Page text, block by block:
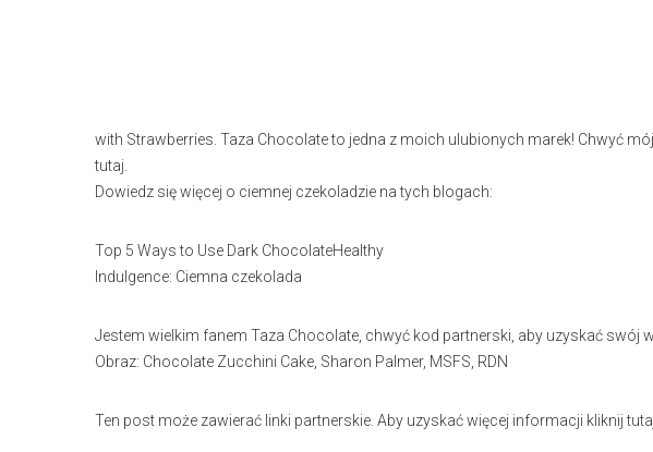
with Strawberries. Taza Chocolate to jedna z moich ulubionych marek! Chwyć
tutaj.
Dowiedz się więcej o ciemnej czekoladzie na tych blogach:
Top 5 Ways to Use Dark ChocolateHealthy
Indulgence: Ciemna czekolada
Jestem wielkim fanem Taza Chocolate, chwyć kod partnerski, aby uzyskać swój
Obraz: Chocolate Zucchini Cake, Sharon Palmer, MSFS, RDN
Ten post może zawierać linki partnerskie. Aby uzyskać więcej informacji kliknij